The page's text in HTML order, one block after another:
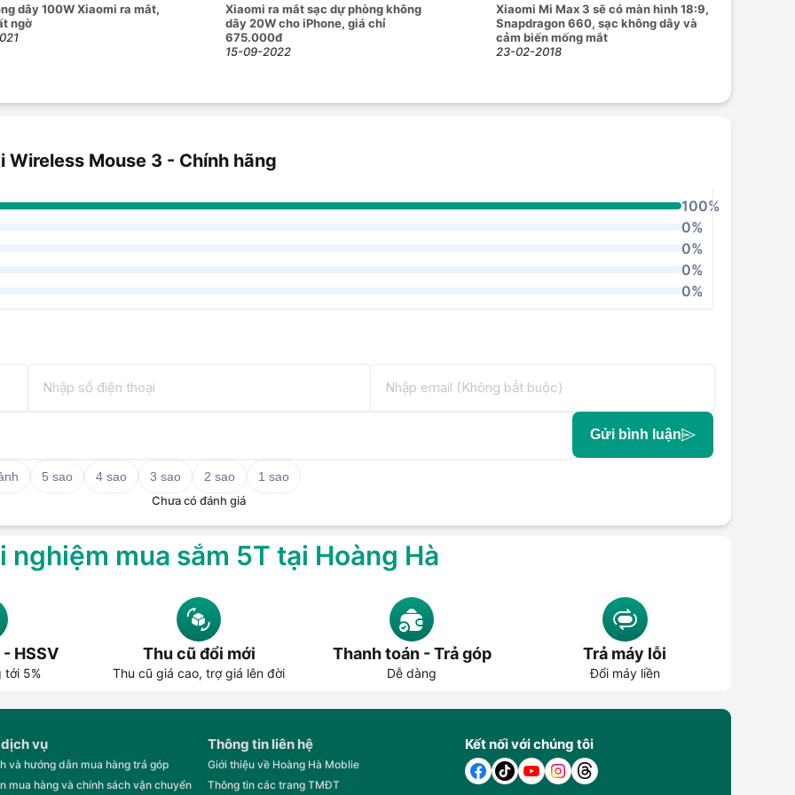
dây 100W Xiaomi ra mắt,
ngờ
Xiaomi ra mắt sạc dự phòng không
dây 20W cho iPhone, giá chỉ
675.000đ
15-09-2022
Xiaomi Mi Max 3 sẽ có màn hình 18:9,
Snapdragon 660, sạc không dây và
cảm biến mống mắt
23-02-2018
Mouse 3 - Chính hãng
100%
0%
0%
0%
0%
Gửi bình luận
5 sao 4 sao 3 sao 2 sao
1 sao
Chưa có đánh giá
nghiệm mua sắm 5T tại Hoàng Hà
HSSV
tới 5%
Thu cũ đổi mới
Thu cũ giá cao, trợ giá lên đời
Thanh toán - Trả góp
Dễ dàng
Trả máy lỗi
Đổi máy liền
vụ
và hướng dẫn mua hàng trả góp
mua hàng và chính sách vận chuyển
Thông tin liên hệ
Giới thiệu về Hoàng Hà Moblie
Thông tin các trang TMĐT
Kết nối với chúng tôi